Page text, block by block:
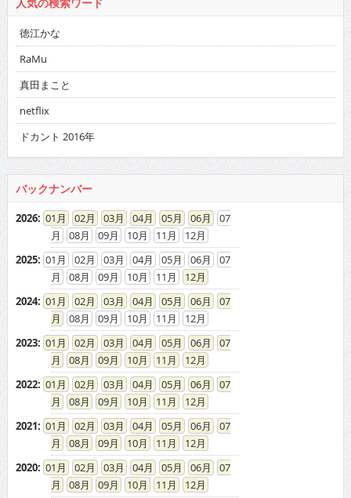
人気の検索ワード
徳江かな
RaMu
真田まこと
netflix
ドカント 2016年
バックナンバー
2026: 01 02 03 04 05 06
07
08
09 10 11
12
2025: 01 02 03 04 05 06
07
08
09 10 11
12
2024: 01 02 03 04 05 06
07
08
09 10 11
12
2023: 01 02 03 04 05 06
07
08
09 10 11
12
2022: 01 02 03 04 05 06
07
08
09 10 11
12
2021: 01 02 03 04 05 06
07
08
09 10 11
12
2020: 01 02 03 04 05 06
07
08
09 10 11
12